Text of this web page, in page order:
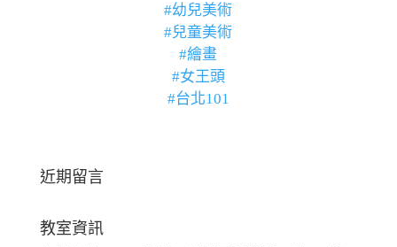
#幼兒美術
#兒童美術
#繪畫
#女王頭
#台北101
近期留言
教室資訊